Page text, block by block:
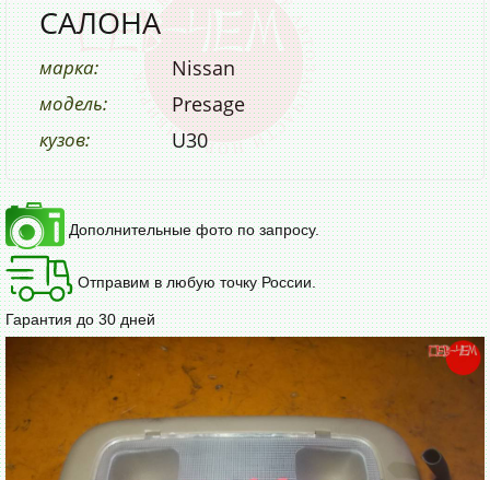
САЛОНА
марка: Nissan
модель: Presage
кузов: U30
Дополнительные фото по запросу.
Отправим в любую точку России.
Гарантия до 30 дней